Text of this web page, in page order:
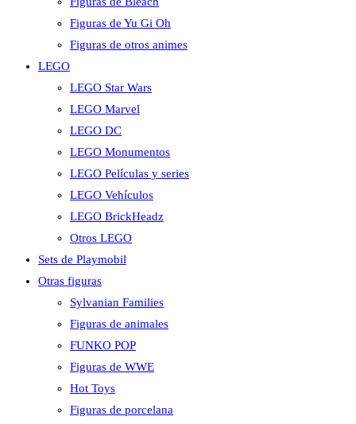
Figuras de Yu Gi Oh
Figuras de otros animes
LEGO
LEGO Star Wars
LEGO Marvel
LEGO DC
LEGO Monumentos
LEGO Películas y series
LEGO Vehículos
LEGO BrickHeadz
Otros LEGO
Sets de Playmobil
Otras figuras
Sylvanian Families
Figuras de animales
FUNKO POP
Figuras de WWE
Hot Toys
Figuras de porcelana